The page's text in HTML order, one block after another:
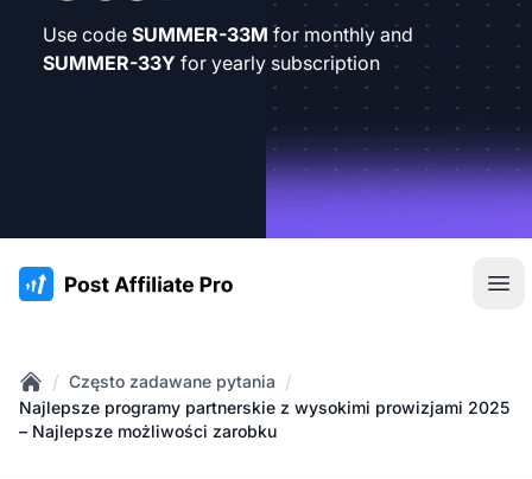
Use code SUMMER-33M for monthly and
SUMMER-33Y for yearly subscription
:site.title
Home
/ Często zadawane pytania /
Najlepsze programy partnerskie z wysokimi prowizjami 2025
– Najlepsze możliwości zarobku